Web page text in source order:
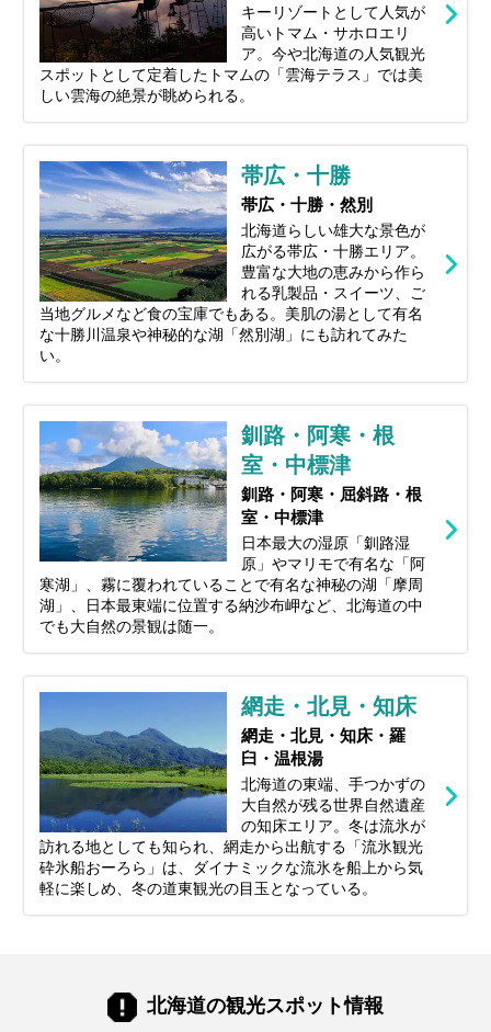
キーリゾートとして人気が
高いトマム・サホロエリ
ア。今や北海道の人気観光
スポットとして定着したトマムの「雲海テラス」では美
しい雲海の絶景が眺められる。
帯広・十勝
帯広・十勝・然別
北海道らしい雄大な景色が
広がる帯広・十勝エリア。
豊富な大地の恵みから作ら
れる乳製品・スイーツ、ご
当地グルメなど食の宝庫でもある。美肌の湯として有名
な十勝川温泉や神秘的な湖「然別湖」にも訪れてみた
い。
釧路・阿寒・根
室・中標津
釧路・阿寒・屈斜路・根
室・中標津
日本最大の湿原「釧路湿
原」やマリモで有名な「阿
寒湖」、霧に覆われていることで有名な神秘の湖「摩周
湖」、日本最東端に位置する納沙布岬など、北海道の中
でも大自然の景観は随一。
網走・北見・知床
網走・北見・知床・羅
臼・温根湯
北海道の東端、手つかずの
大自然が残る世界自然遺産
の知床エリア。冬は流氷が
訪れる地としても知られ、網走から出航する「流氷観光
砕氷船おーろら」は、ダイナミックな流氷を船上から気
軽に楽しめ、冬の道東観光の目玉となっている。
北海道の観光スポット情報